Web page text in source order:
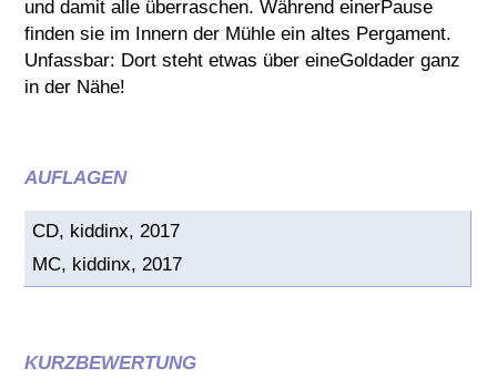
und damit alle überraschen. Während einerPause
finden sie im Innern der Mühle ein altes Pergament.
Unfassbar: Dort steht etwas über eineGoldader ganz
in der Nähe!
AUFLAGEN
CD, kiddinx, 2017
MC, kiddinx, 2017
KURZBEWERTUNG